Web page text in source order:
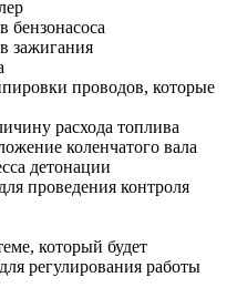
бензонасоса
зажигания
проводов, которые
расхода топлива
коленчатого вала
детонации
проведения контроля
который будет
регулирования работы